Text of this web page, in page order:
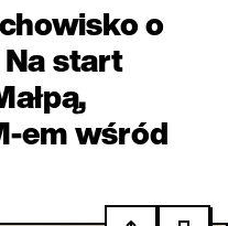
o
Na start
em wśród